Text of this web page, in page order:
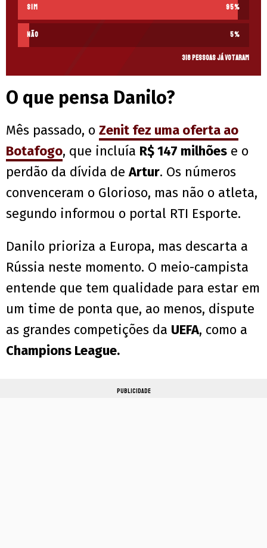
Sim 95%
Não 5%
318 pessoas já votaram
O que pensa Danilo?
Mês passado, o Zenit fez uma oferta ao
Botafogo, que incluía R$ 147 milhões e o
perdão da dívida deArtur. Os números
convenceram o Glorioso, mas não o atleta,
segundo informou o portal RTI Esporte.
Danilo prioriza a Europa, mas descarta a
Rússia neste momento. O meio-campista
entende que tem qualidade para estar em
um time de ponta que, ao menos, dispute
as grandes competições da UEFA, como a
Champions League.
PUBLICIDADE